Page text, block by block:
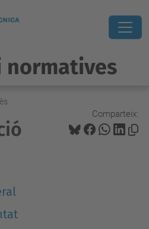
normatives
Comparteix: